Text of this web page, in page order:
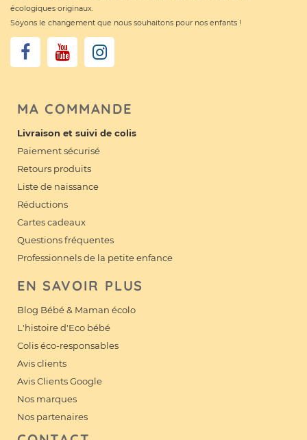
écologiques originaux.
Soyons le changement que nous souhaitons pour nos enfants !
MA COMMANDE
Livraison et suivi de colis
Paiement sécurisé
Retours produits
Liste de naissance
Réductions
Cartes cadeaux
Questions fréquentes
Professionnels de la petite enfance
EN SAVOIR PLUS
Blog Bébé & Maman écolo
L'histoire d'Eco bébé
Colis éco-responsables
Avis clients
Avis Clients Google
Nos marques
Nos partenaires